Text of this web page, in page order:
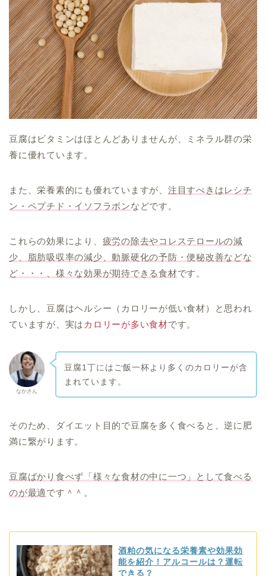
豆腐はビタミンはほとんどありませんが、ミネラル群の栄
養に優れています。
また、栄養素的にも優れていますが、 注目すべきはレシチ
ン・ペプチド・イソフラボンなどです。
これらの効果により、 疲労の除去やコレステロールの減
少、脂肪吸収率の減少、動脈硬化の予防・便秘改善などな
ど・・・、様々な効果が期待できる食材です。
しかし、豆腐はヘルシー（カロリーが低い食材）と思われ
ていますが、実は カロリーが多い食材です。
なかさん
豆腐1丁にはご飯一杯より多くのカロリーが含
まれています。
そのため、ダイエット目的で豆腐を多く食べると、逆に肥
満に繋がります。
豆腐ばかり食べず「様々な食材の中に一つ」として食べる
のが最適です＾＾。
酒粕の気になる栄養素や効果効
能を紹介！アルコールは？運転
できる？